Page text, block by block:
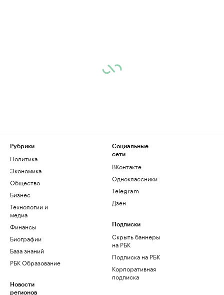
Рубрики
Политика
Экономика
Общество
Бизнес
Технологии и
медиа
Финансы
Биографии
База знаний
РБК Образование
Новости
регионов
Социальные
сети
ВКонтакте
Одноклассники
Telegram
Дзен
Подписки
Скрыть баннеры
на РБК
Подписка на РБК
Корпоративная
подписка